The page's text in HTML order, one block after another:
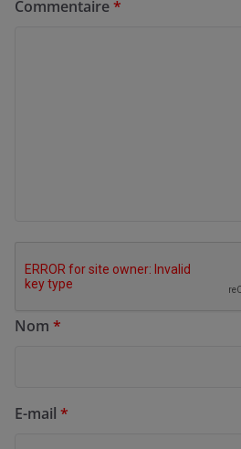
Commentaire*
Nom *
E-mail *